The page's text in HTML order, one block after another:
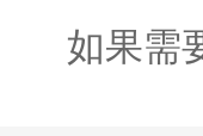
如果需要